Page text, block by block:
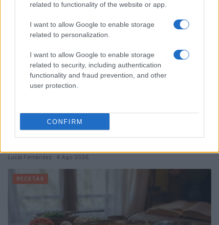
related to functionality of the website or app.
I want to allow Google to enable storage
related to personalization.
I want to allow Google to enable storage
related to security, including authentication
functionality and fraud prevention, and other
user protection.
CONFIRM
Lucía Fernández · 4 Ago 2026
RECETAS